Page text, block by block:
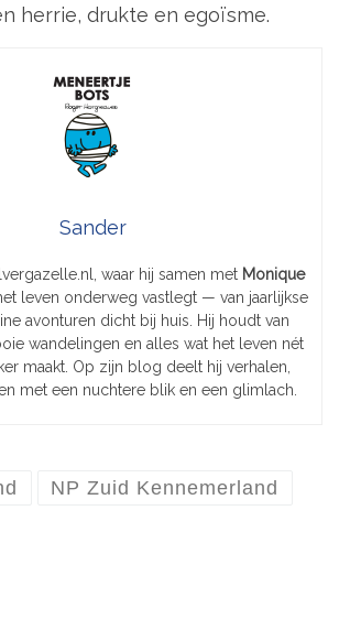
herrie, drukte en egoïsme.
Sander
waar hij samen met Monique
leven onderweg vastlegt — van jaarlijkse
avonturen dicht bij huis. Hij houdt van
wandelingen en alles wat het leven nét
maakt. Op zijn blog deelt hij verhalen,
met een nuchtere blik en een glimlach.
NP Zuid Kennemerland